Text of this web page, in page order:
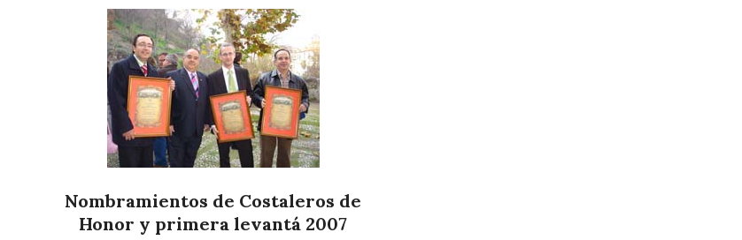
Nombramientos de Costaleros de
Honor y primera levantá 2007